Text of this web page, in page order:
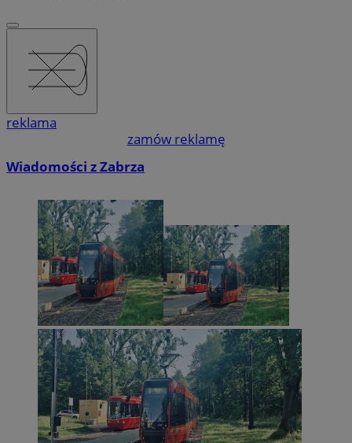
reklama
zamów reklamę
Wiadomości z Zabrza